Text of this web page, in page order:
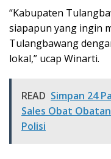
“Kabupaten
siapapun yang ingin
Tulangbawang
lokal,” ucap Winarti.
READ Simpan 24
Sales Obat
Polisi